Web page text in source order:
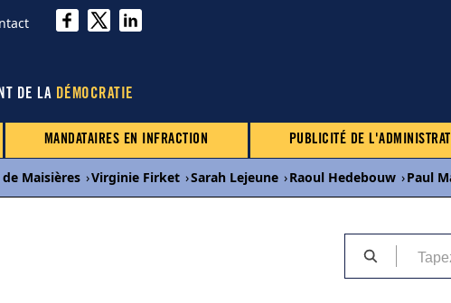
DE LA DÉMOCRATIE
MANDATAIRES EN INFRACTION PUBLICITÉ DE
Maisières ›Virginie Firket ›Sarah Lejeune ›Raoul Hedebouw ›Paul